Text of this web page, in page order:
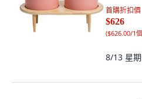
首購折扣價
$626
($626.00/1個
8/13 星